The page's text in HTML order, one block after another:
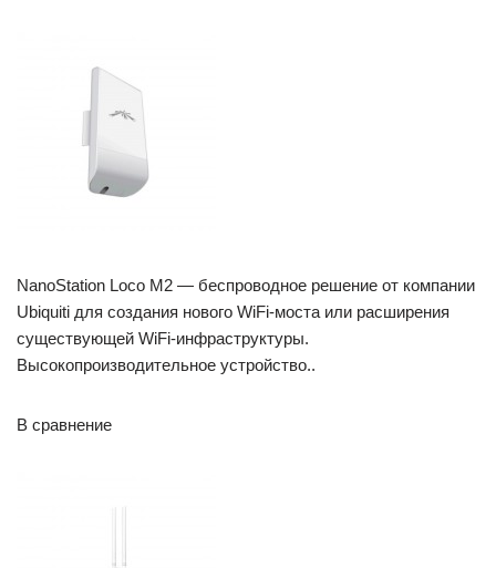
NanoStation Loco M2 — беспроводное решение от компании
Ubiquiti для создания нового WiFi-моста или расширения
существующей WiFi-инфраструктуры.
Высокопроизводительное устройство..
В сравнение